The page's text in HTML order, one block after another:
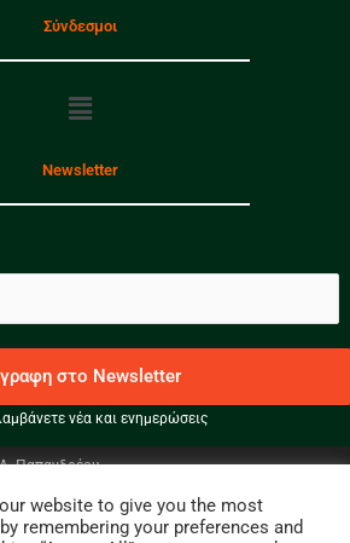
Σύνδεσμοι
Menu
Newsletter
στο Newsletter
νέα και ενημερώσεις
Παπανδρέου
website to give you the most
remembering your preferences and